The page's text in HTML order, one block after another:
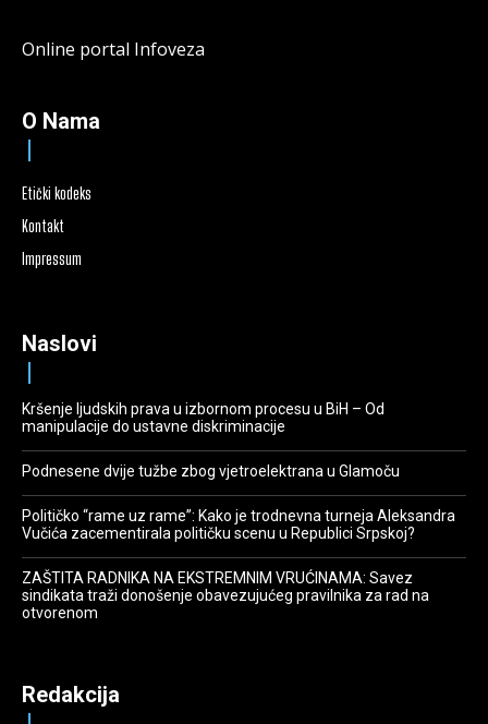
Online portal Infoveza
O Nama
Etički kodeks
Kontakt
Impressum
Naslovi
Kršenje ljudskih prava u izbornom procesu u BiH – Od
manipulacije do ustavne diskriminacije
Podnesene dvije tužbe zbog vjetroelektrana u Glamoču
Političko “rame uz rame”: Kako je trodnevna turneja Aleksandra
Vučića zacementirala političku scenu u Republici Srpskoj?
ZAŠTITA RADNIKA NA EKSTREMNIM VRUĆINAMA: Savez
sindikata traži donošenje obavezujućeg pravilnika za rad na
otvorenom
Redakcija